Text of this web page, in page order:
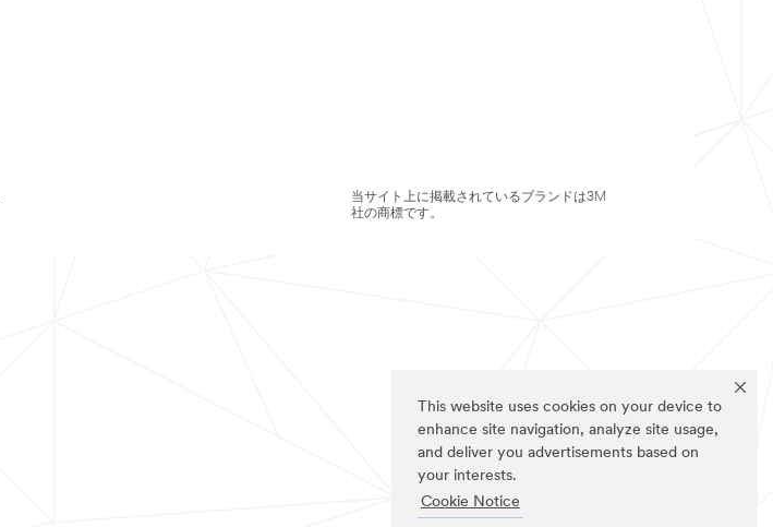
This website uses cookies on your device to
enhance site navigation, analyze site usage,
and deliver you advertisements based on
your interests.
Cookie Notice
当サイト上に掲載されているブランドは3M
社の商標です。